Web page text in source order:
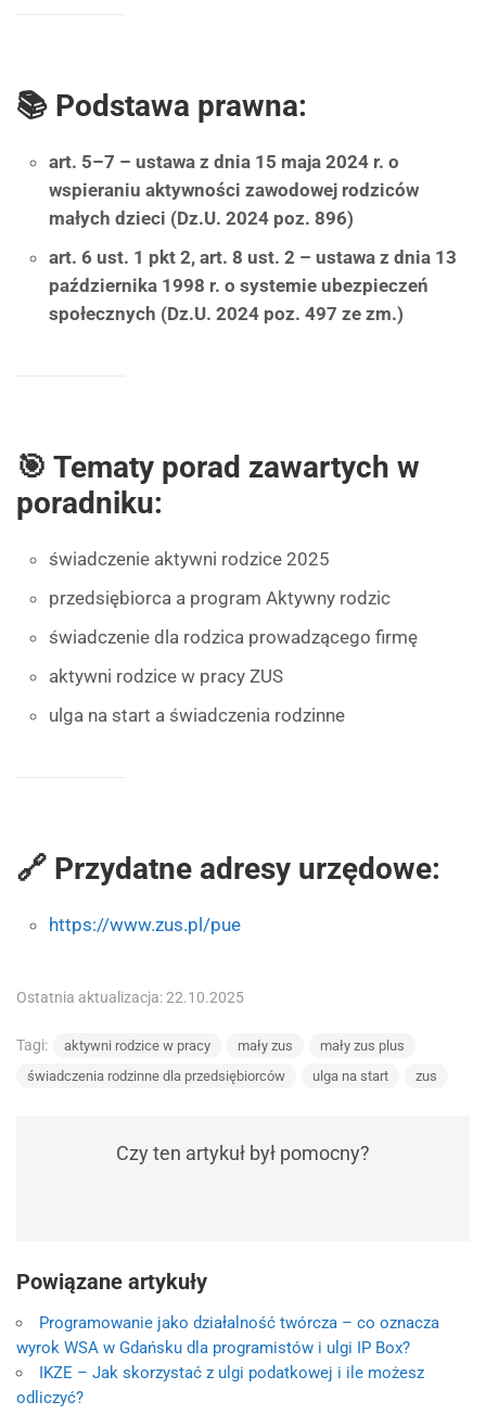
📚 Podstawa prawna:
art. 5–7 – ustawa z dnia 15 maja 2024 r. o
wspieraniu aktywności zawodowej rodziców
małych dzieci (Dz.U. 2024 poz. 896)
art. 6 ust. 1 pkt 2, art. 8 ust. 2 – ustawa z dnia 13
października 1998 r. o systemie ubezpieczeń
społecznych (Dz.U. 2024 poz. 497 ze zm.)
🎯 Tematy porad zawartych w
poradniku:
świadczenie aktywni rodzice 2025
przedsiębiorca a program Aktywny rodzic
świadczenie dla rodzica prowadzącego firmę
aktywni rodzice w pracy ZUS
ulga na start a świadczenia rodzinne
🔗 Przydatne adresy urzędowe:
https://www.zus.pl/pue
Ostatnia aktualizacja: 22.10.2025
Tagi: aktywni rodzice w pracy mały zus
mały zus plus
świadczenia rodzinne dla przedsiębiorców
ulga na start zus
Czy ten artykuł był pomocny?
Powiązane artykuły
Programowanie jako działalność twórcza – co oznacza
wyrok WSA w Gdańsku dla programistów i ulgi IP Box?
IKZE – Jak skorzystać z ulgi podatkowej i ile możesz
odliczyć?